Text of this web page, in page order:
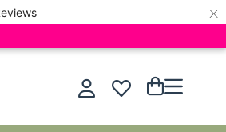
×
Winkelwagen